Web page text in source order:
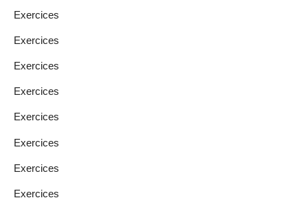
Exercices
Exercices
Exercices
Exercices
Exercices
Exercices
Exercices
Exercices